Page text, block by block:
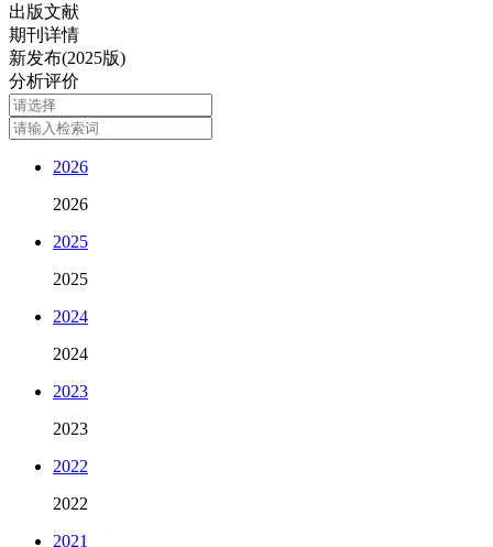
出版文献
期刊详情
新发布(2025版)
分析评价
2026
2026
2025
2025
2024
2024
2023
2023
2022
2022
2021